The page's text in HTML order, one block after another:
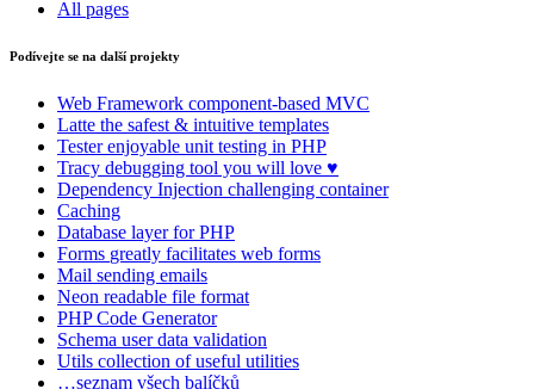
All pages
Podívejte se na další projekty
Web Framework component-based MVC
Latte the safest & intuitive templates
Testerenjoyable unit testing in PHP
Tracy debugging tool you will love ♥
Dependency Injection challenging container
Caching
Database layer for PHP
Forms greatly facilitates web forms
Mail sending emails
Neon readable file format
PHP Code Generator
Schema user data validation
Utils collection of useful utilities
…seznam všech balíčků